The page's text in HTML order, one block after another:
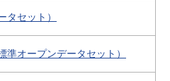
タセット）
オープンデータセット）